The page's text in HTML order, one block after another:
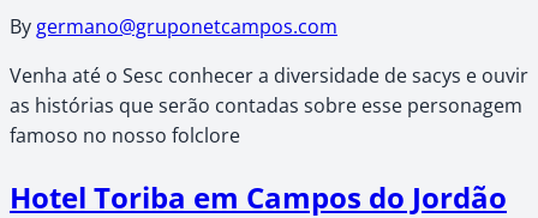
By germano@gruponetcampos.com
Venha até o Sesc conhecer a diversidade de sacys e ouvir
as histórias que serão contadas sobre esse personagem
famoso no nosso folclore
Hotel Toriba em Campos do Jordão